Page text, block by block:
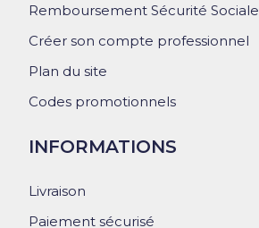
Remboursement Sécurité Sociale
Créer son compte professionnel
Plan du site
Codes promotionnels
INFORMATIONS
Livraison
Paiement sécurisé